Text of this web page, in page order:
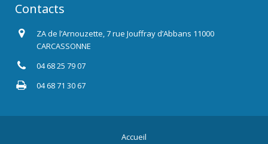
Contacts
ZA de l’Arnouzette, 7 rue Jouffray d’Abbans 11000
CARCASSONNE
04 68 25 79 07
04 68 71 30 67
Accueil